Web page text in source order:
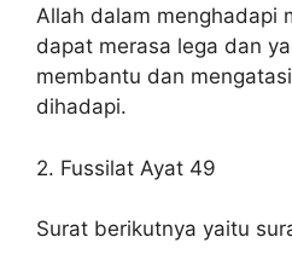
Allah dalam menghadapi
dapat merasa lega dan
membantu dan
dihadapi.
2. Fussilat Ayat 49
Surat berikutnya yaitu